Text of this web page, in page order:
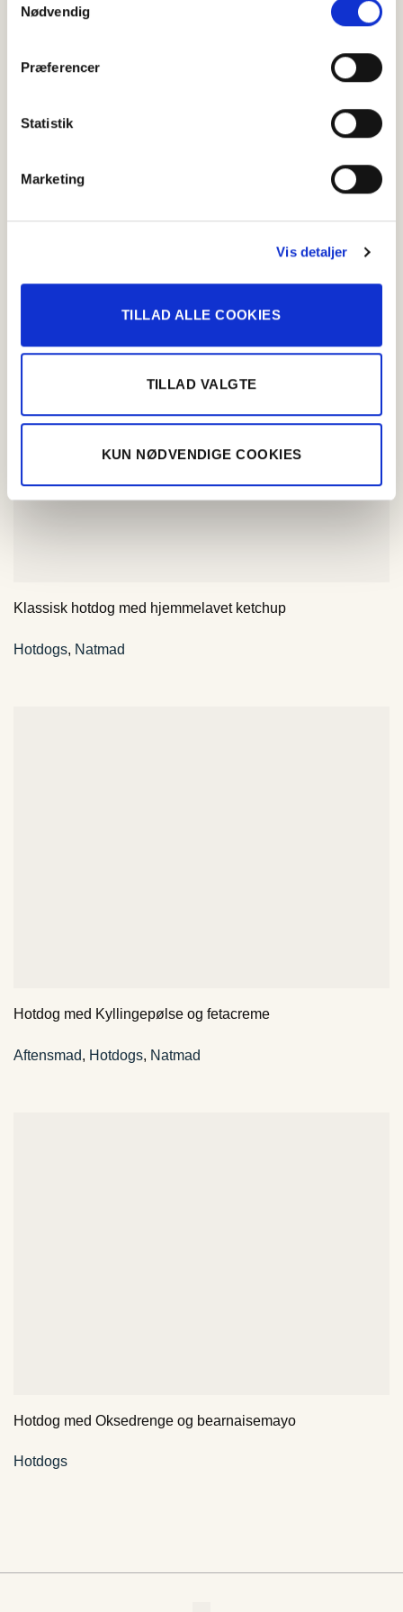
Nødvendig
Præferencer
Statistik
Marketing
Vis detaljer
TILLAD ALLE COOKIES
TILLAD VALGTE
KUN NØDVENDIGE COOKIES
Klassisk hotdog med hjemmelavet ketchup
Hotdogs, Natmad
Hotdog med Kyllingepølse og fetacreme
Aftensmad, Hotdogs, Natmad
Hotdog med Oksedrenge og bearnaisemayo
Hotdogs